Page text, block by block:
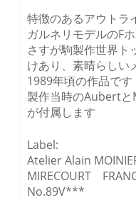
特徴のあるアウトラ
ガルネリモデルのF
さすが駒製作世界ト
けあり、素晴らしい
1989年頃の作品です
製作当時のAubert
が付属します
Label:
Atelier Alain
MIRECOURT
No.89V***